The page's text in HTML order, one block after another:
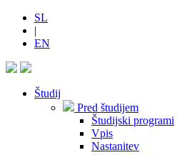
SL
|
EN
Študij
Pred študijem
Študijski programi
Vpis
Nastanitev